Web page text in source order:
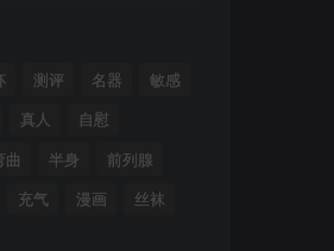
测评 名器
敏感
真人
自慰
曲 半身
前列腺
充气 漫画
丝袜